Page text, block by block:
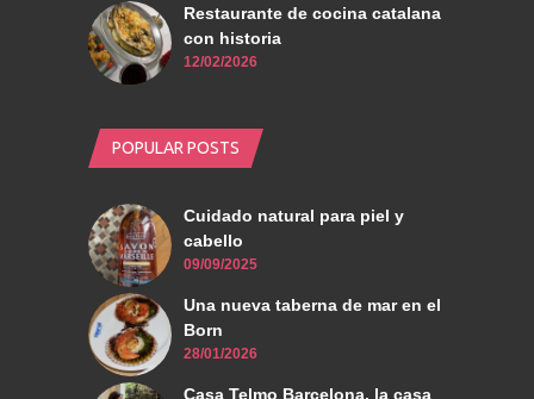
Restaurante de cocina catalana
con historia
12/02/2026
POPULAR POSTS
Cuidado natural para piel y
cabello
09/09/2025
Una nueva taberna de mar en el
Born
28/01/2026
Casa Telmo Barcelona, la casa